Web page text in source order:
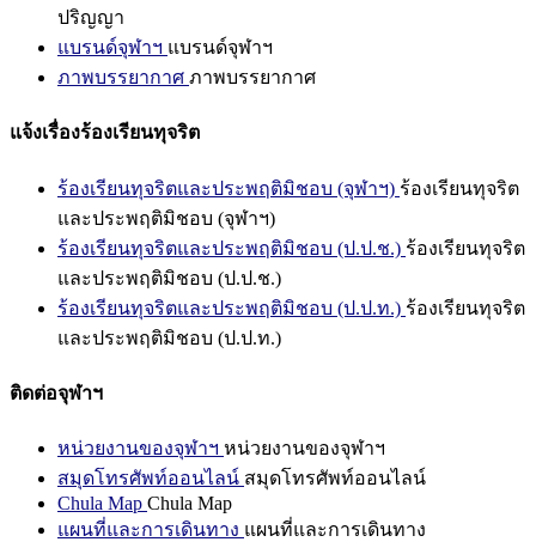
ปริญญา
แบรนด์จุฬาฯ แบรนด์จุฬาฯ
ภาพบรรยากาศ ภาพบรรยากาศ
แจ้งเรื่องร้องเรียนทุจริต
ร้องเรียนทุจริตและประพฤติมิชอบ (จุฬาฯ) ร้องเรียนทุจริต
และประพฤติมิชอบ (จุฬาฯ)
ร้องเรียนทุจริตและประพฤติมิชอบ (ป.ป.ช.) ร้องเรียนทุจริต
และประพฤติมิชอบ (ป.ป.ช.)
ร้องเรียนทุจริตและประพฤติมิชอบ (ป.ป.ท.) ร้องเรียนทุจริต
และประพฤติมิชอบ (ป.ป.ท.)
ติดต่อจุฬาฯ
หน่วยงานของจุฬาฯ หน่วยงานของจุฬาฯ
สมุดโทรศัพท์ออนไลน์ สมุดโทรศัพท์ออนไลน์
Chula Map Chula Map
แผนที่และการเดินทาง แผนที่และการเดินทาง